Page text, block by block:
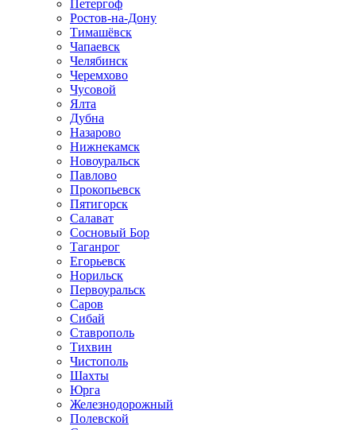
Петергоф
Ростов-на-Дону
Тимашёвск
Чапаевск
Челябинск
Черемхово
Чусовой
Ялта
Дубна
Назарово
Нижнекамск
Новоуральск
Павлово
Прокопьевск
Пятигорск
Салават
Сосновый Бор
Таганрог
Егорьевск
Норильск
Первоуральск
Саров
Сибай
Ставрополь
Тихвин
Чистополь
Шахты
Юрга
Железнодорожный
Полевской